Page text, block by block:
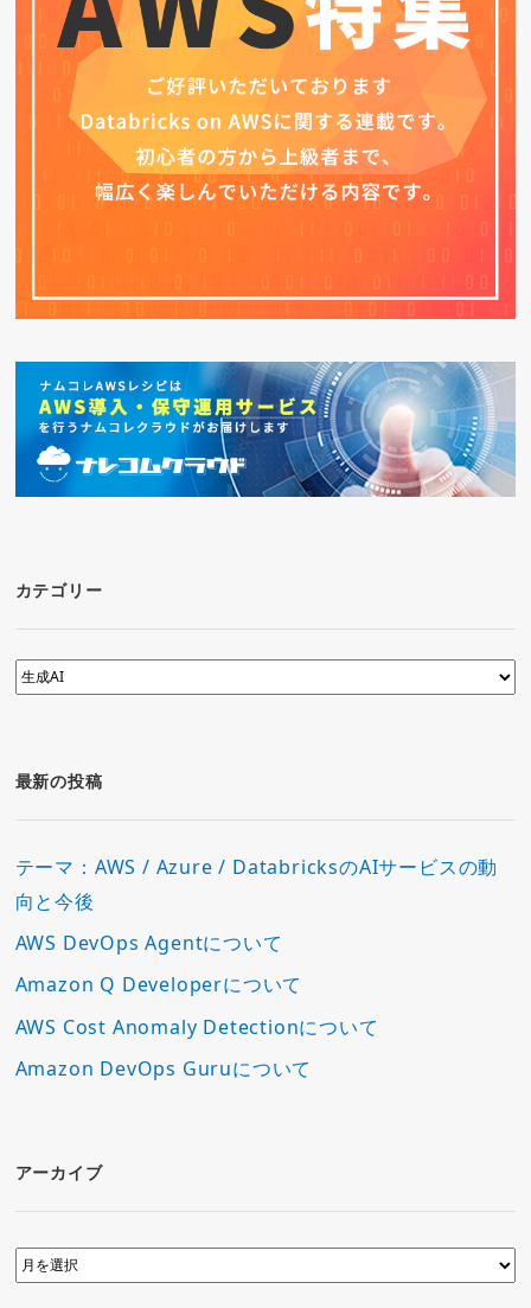
カテゴリー
カ
テ
ー
最新の投稿
テーマ：AWS / Azure / DatabricksのAIサービスの動
向と今後
AWS DevOps Agentについて
Amazon Q Developerについて
AWS Cost Anomaly Detectionについて
Amazon DevOps Guruについて
アーカイブ